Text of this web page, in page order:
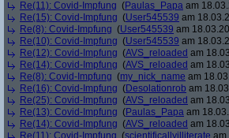
Re(11): Covid-Impfung (Paulas_Papa am
Re(15): Covid-Impfung (User545539 am
Re(8): Covid-Impfung (User545539 am
Re(10): Covid-Impfung (User545539 am
Re(12): Covid-Impfung (AVS_reloaded am
Re(14): Covid-Impfung (AVS_reloaded am
Re(8): Covid-Impfung (my_nick_name am
Re(16): Covid-Impfung (Desolationrob am
Re(25): Covid-Impfung (AVS_reloaded am
Re(13): Covid-Impfung (Paulas_Papa am
Re(14): Covid-Impfung (AVS_reloaded am
Re(11): Covid-Impfung (scientificallyilliterate am